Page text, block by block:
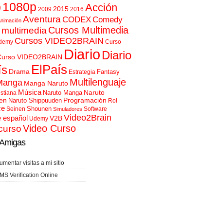
1080p 2009 2015 2016 Acción
AventuraCODEXComedy
Cursos Multimedia
Cursos VIDEO2BRAIN Curso
VIDEO2BRAIN Diario Diario
Drama ElPaís Estrategia Fantasy
Manga Naruto Multilenguaje
Música Naruto Manga Naruto
Naruto Shippuuden Programación Rol
Seinen Shounen Simuladores Software
español Udemy V2BVideo2Brain
Video Curso
visitas a mi sitio
Verification Online